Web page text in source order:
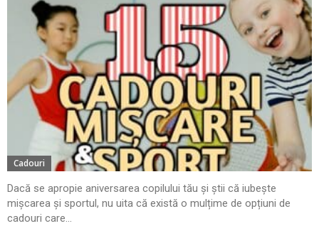
Cadouri
Dacă se apropie aniversarea copilului tău și știi că iubește
mișcarea și sportul, nu uita că există o mulțime de opțiuni de
cadouri care...